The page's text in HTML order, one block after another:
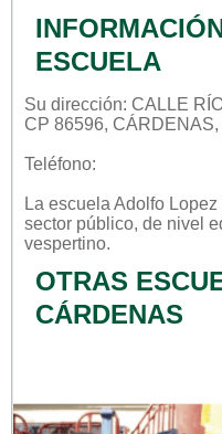
ESCUELA
Su dirección: CALLE
CP 86596,
Teléfono:
La escuela Adolfo Lopez
sector público, de nivel
vespertino.
OTRAS
CÁRDENAS